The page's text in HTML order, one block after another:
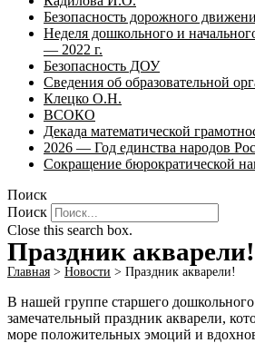
Безопасность дорожного
Неделя дошкольного и
— 2022 г.
Безопасность ДОУ
Сведения об образовательной
Клецко О.Н.
ВСОКО
Декада математической
2026 — Год единства народов
Сокращение бюрократической
Поиск
Поиск
Close this search box.
Праздник акварели!
Главная > Новости > Праздник акварели!
В нашей группе старшего
замечательный праздник акварели,
море положительных эмоций и